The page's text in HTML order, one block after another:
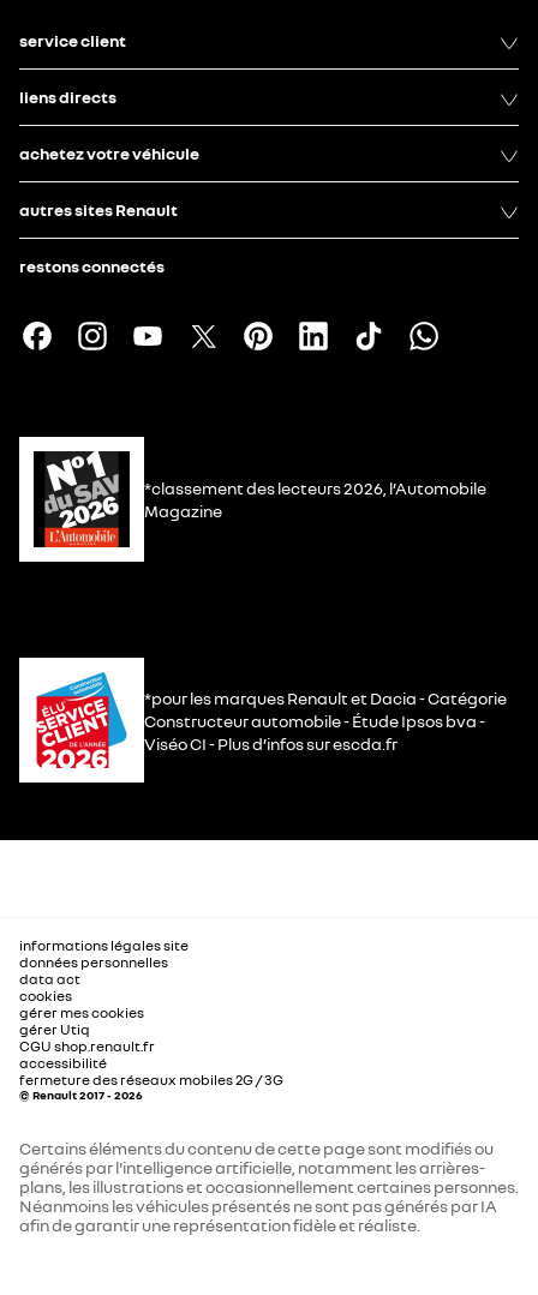
service client
liens directs
achetez votre véhicule
autres sites Renault
restons connectés
*classement des lecteurs 2026, l’Automobile
Magazine
*pour les marques Renault et Dacia - Catégorie
Constructeur automobile - Étude Ipsos bva -
Viséo CI - Plus d’infos sur escda.fr
informations légales site
données personnelles
data act
cookies
gérer mes cookies
gérer Utiq
CGU shop.renault.fr
accessibilité
fermeture des réseaux mobiles 2G / 3G
© Renault 2017 - 2026
Certains éléments du contenu de cette page sont modifiés ou
générés par l'intelligence artificielle, notamment les arrières-
plans, les illustrations et occasionnellement certaines personnes.
Néanmoins les véhicules présentés ne sont pas générés par IA
afin de garantir une représentation fidèle et réaliste.